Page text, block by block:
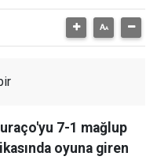
7-1 mağlup
oyuna giren